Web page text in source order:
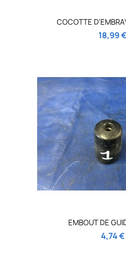
COCOTTE
18,99 €
EMBOUT DE
4,74 €